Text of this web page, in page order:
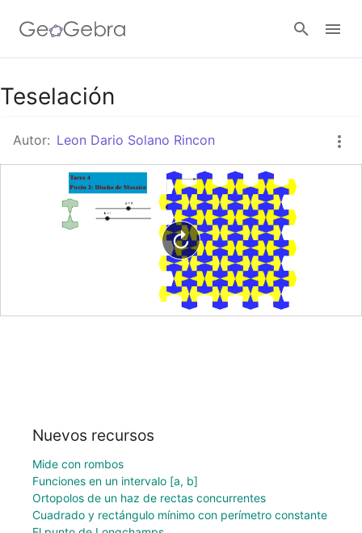
Google Classroom
GeoGebra Classroom
Abrir sesión
Teselación
Autor: Leon Dario Solano Rincon
Nuevos recursos
Mide con rombos
Funciones en un intervalo [a, b]
Ortopolos de un haz de rectas concurrentes
Cuadrado y rectángulo mínimo con perímetro constante